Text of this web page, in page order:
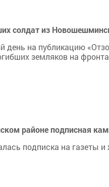
солдат из
день на публикацию
земляков на
районе подписная
подписка на газеты